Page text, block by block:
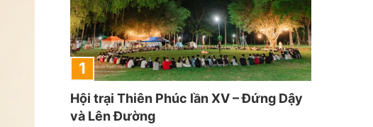
Hội trại Thiên Phúc lần XV – Đứng Dậy
và Lên Đường